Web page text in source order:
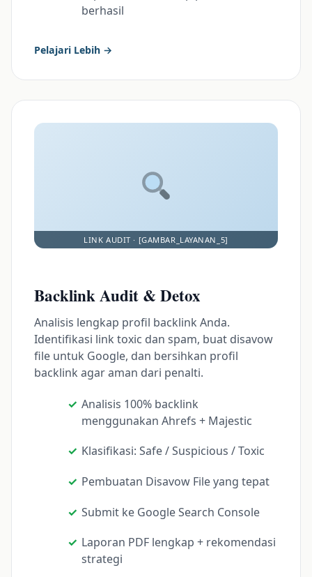
berhasil
Pelajari Lebih →
Backlink Audit & Detox
Analisis lengkap profil backlink Anda.
Identifikasi link toxic dan spam, buat disavow
file untuk Google, dan bersihkan profil
backlink agar aman dari penalti.
Analisis 100% backlink
menggunakan Ahrefs + Majestic
Klasifikasi: Safe / Suspicious / Toxic
Pembuatan Disavow File yang tepat
Submit ke Google Search Console
Laporan PDF lengkap + rekomendasi
strategi